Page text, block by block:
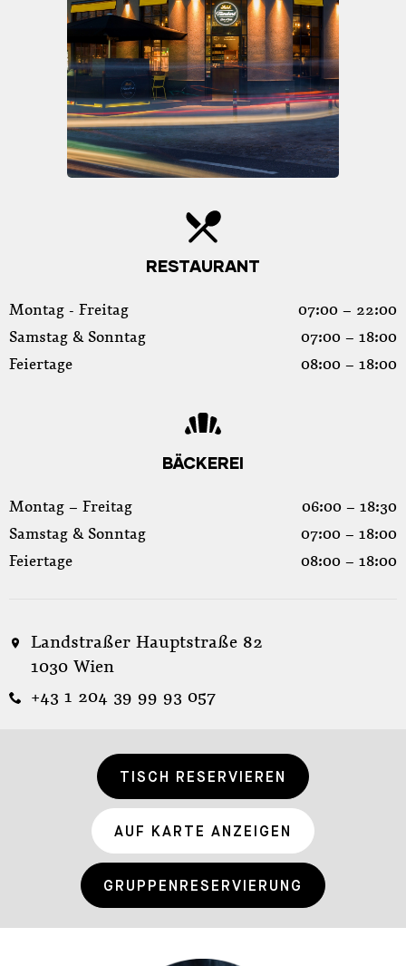
RESTAURANT
Montag - Freitag
07:00 – 22:00
Samstag & Sonntag
07:00 – 18:00
Feiertage
08:00 – 18:00
BÄCKEREI
Montag – Freitag
06:00 – 18:30
Samstag & Sonntag
07:00 – 18:00
Feiertage
08:00 – 18:00
Landstraßer Hauptstraße 82
1030 Wien
+43 1 204 39 99 93 057
TISCH RESERVIEREN
AUF KARTE ANZEIGEN
GRUPPENRESERVIERUNG